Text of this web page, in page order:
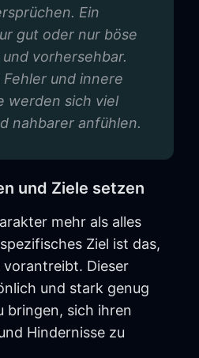
Ein
gut oder nur böse
vorhersehbar.
und innere
werden sich viel
nahbarer anfühlen.
und Ziele setzen
mehr als alles
Ziel ist das,
Dieser
und stark genug
bringen, sich ihren
Hindernisse zu